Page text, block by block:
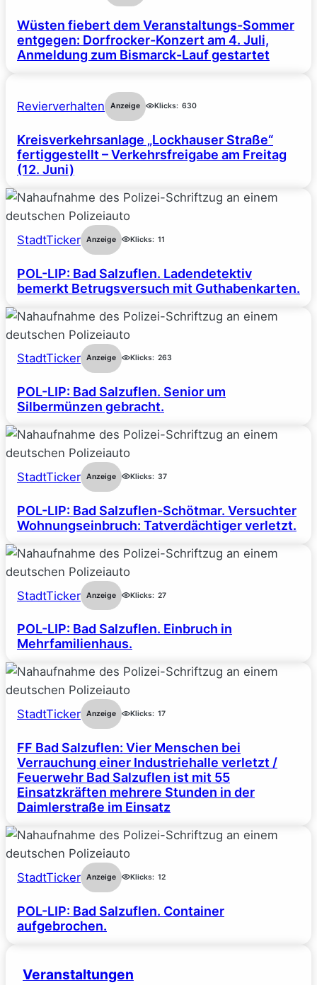
Wüsten fiebert dem Veranstaltungs-Sommer
entgegen: Dorfrocker-Konzert am 4. Juli,
Anmeldung zum Bismarck-Lauf gestartet
Revierverhalten Anzeige Klicks: 630
Kreisverkehrsanlage „Lockhauser Straße“
fertiggestellt – Verkehrsfreigabe am Freitag
(12. Juni)
StadtTicker Anzeige Klicks: 11
POL-LIP: Bad Salzuflen. Ladendetektiv
bemerkt Betrugsversuch mit Guthabenkarten.
StadtTicker Anzeige Klicks: 263
POL-LIP: Bad Salzuflen. Senior um
Silbermünzen gebracht.
StadtTicker Anzeige Klicks: 37
POL-LIP: Bad Salzuflen-Schötmar. Versuchter
Wohnungseinbruch: Tatverdächtiger verletzt.
StadtTicker Anzeige Klicks: 27
POL-LIP: Bad Salzuflen. Einbruch in
Mehrfamilienhaus.
StadtTicker Anzeige Klicks: 17
FF Bad Salzuflen: Vier Menschen bei
Verrauchung einer Industriehalle verletzt /
Feuerwehr Bad Salzuflen ist mit 55
Einsatzkräften mehrere Stunden in der
Daimlerstraße im Einsatz
StadtTicker Anzeige Klicks: 12
POL-LIP: Bad Salzuflen. Container
aufgebrochen.
Veranstaltungen